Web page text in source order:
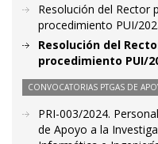
Resolución del Rector
procedimiento PUI/
Resolución del
procedimiento PUI/
CONVOCATORIAS PTGAS DE
PRI-003/2024.
de Apoyo a la